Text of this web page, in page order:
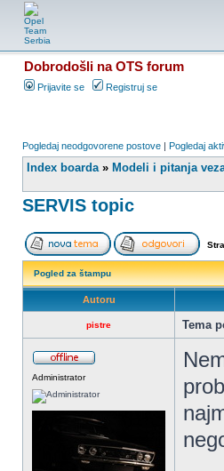
Dobrodošli na OTS forum
Prijavite se Registruj se
Pogledaj neodgovorene postove | Pogledaj
Index boarda» Modeli i pitanja
SERVIS topic
Pogled za štampu
Autoru
pistre Tema
Administrator